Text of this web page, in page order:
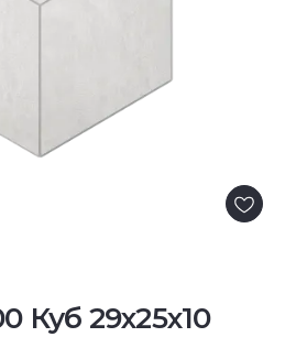
Куб 29x25x10